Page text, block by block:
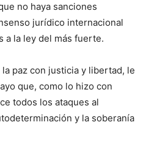
no haya sanciones
jurídico internacional
a la ley del más fuerte.
paz con justicia y libertad, le
que, como lo hizo con
todos los ataques al
y la soberanía